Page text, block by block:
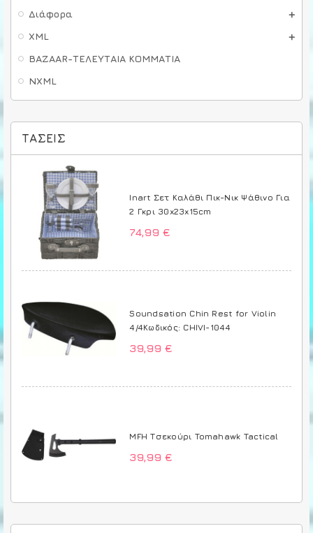
Διάφορα
XML
BAZAAR-ΤΕΛΕΥΤΑΙΑ ΚΟΜΜΑΤΙΑ
NXML
ΤΆΣΕΙΣ
Inart Σετ Καλάθι Πικ-Νικ Ψάθινο Για
2 Γκρι 30x23x15cm
74,99 €
Soundsation Chin Rest for Violin
4/4Κωδικός: CHIVI-1044
39,99 €
MFH Τσεκούρι Tomahawk Tactical
39,99 €